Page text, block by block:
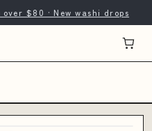
$80 · New washi drops